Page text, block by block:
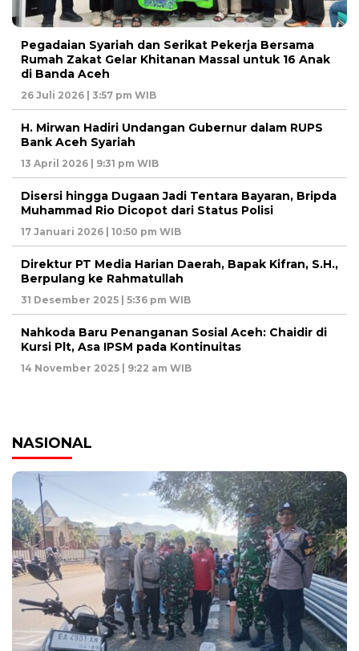
Pegadaian Syariah dan Serikat Pekerja Bersama
Rumah Zakat Gelar Khitanan Massal untuk 16 Anak
di Banda Aceh
26 Juli 2026 | 3:57 pm WIB
H. Mirwan Hadiri Undangan Gubernur dalam RUPS
Bank Aceh Syariah
13 April 2026 | 9:31 pm WIB
Disersi hingga Dugaan Jadi Tentara Bayaran, Bripda
Muhammad Rio Dicopot dari Status Polisi
17 Januari 2026 | 10:50 pm WIB
Direktur PT Media Harian Daerah, Bapak Kifran, S.H.,
Berpulang ke Rahmatullah
31 Desember 2025 | 5:36 pm WIB
Nahkoda Baru Penanganan Sosial Aceh: Chaidir di
Kursi Plt, Asa IPSM pada Kontinuitas
14 November 2025 | 9:22 am WIB
NASIONAL